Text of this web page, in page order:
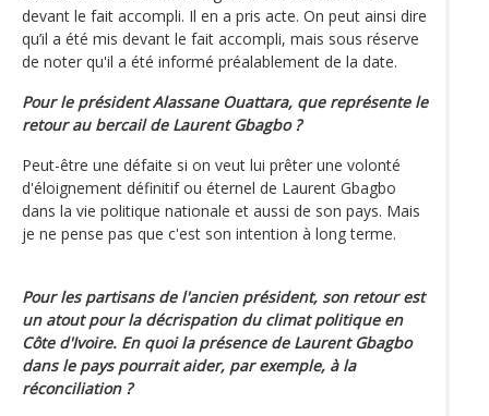
devant le fait accompli. Il en a pris acte. On peut ainsi dire
qu’il a été mis devant le fait accompli, mais sous réserve
de noter qu'il a été informé préalablement de la date.
Pour le président Alassane Ouattara, que représente le
retour au bercail de Laurent Gbagbo ?
Peut-être une défaite si on veut lui prêter une volonté
d'éloignement définitif ou éternel de Laurent Gbagbo
dans la vie politique nationale et aussi de son pays. Mais
je ne pense pas que c'est son intention à long terme.
Pour les partisans de l'ancien président, son retour est
un atout pour la décrispation du climat politique en
Côte d'Ivoire. En quoi la présence de Laurent Gbagbo
dans le pays pourrait aider, par exemple, à la
réconciliation ?